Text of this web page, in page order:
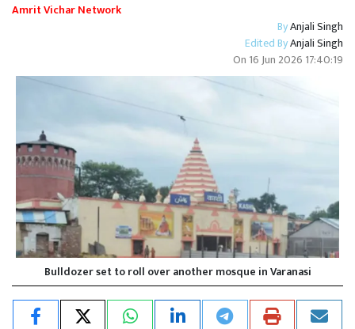
Amrit Vichar Network
ByAnjali Singh
Edited ByAnjali Singh
On 16 Jun 2026 17:40:19
Bulldozer set to roll over another mosque in Varanasi